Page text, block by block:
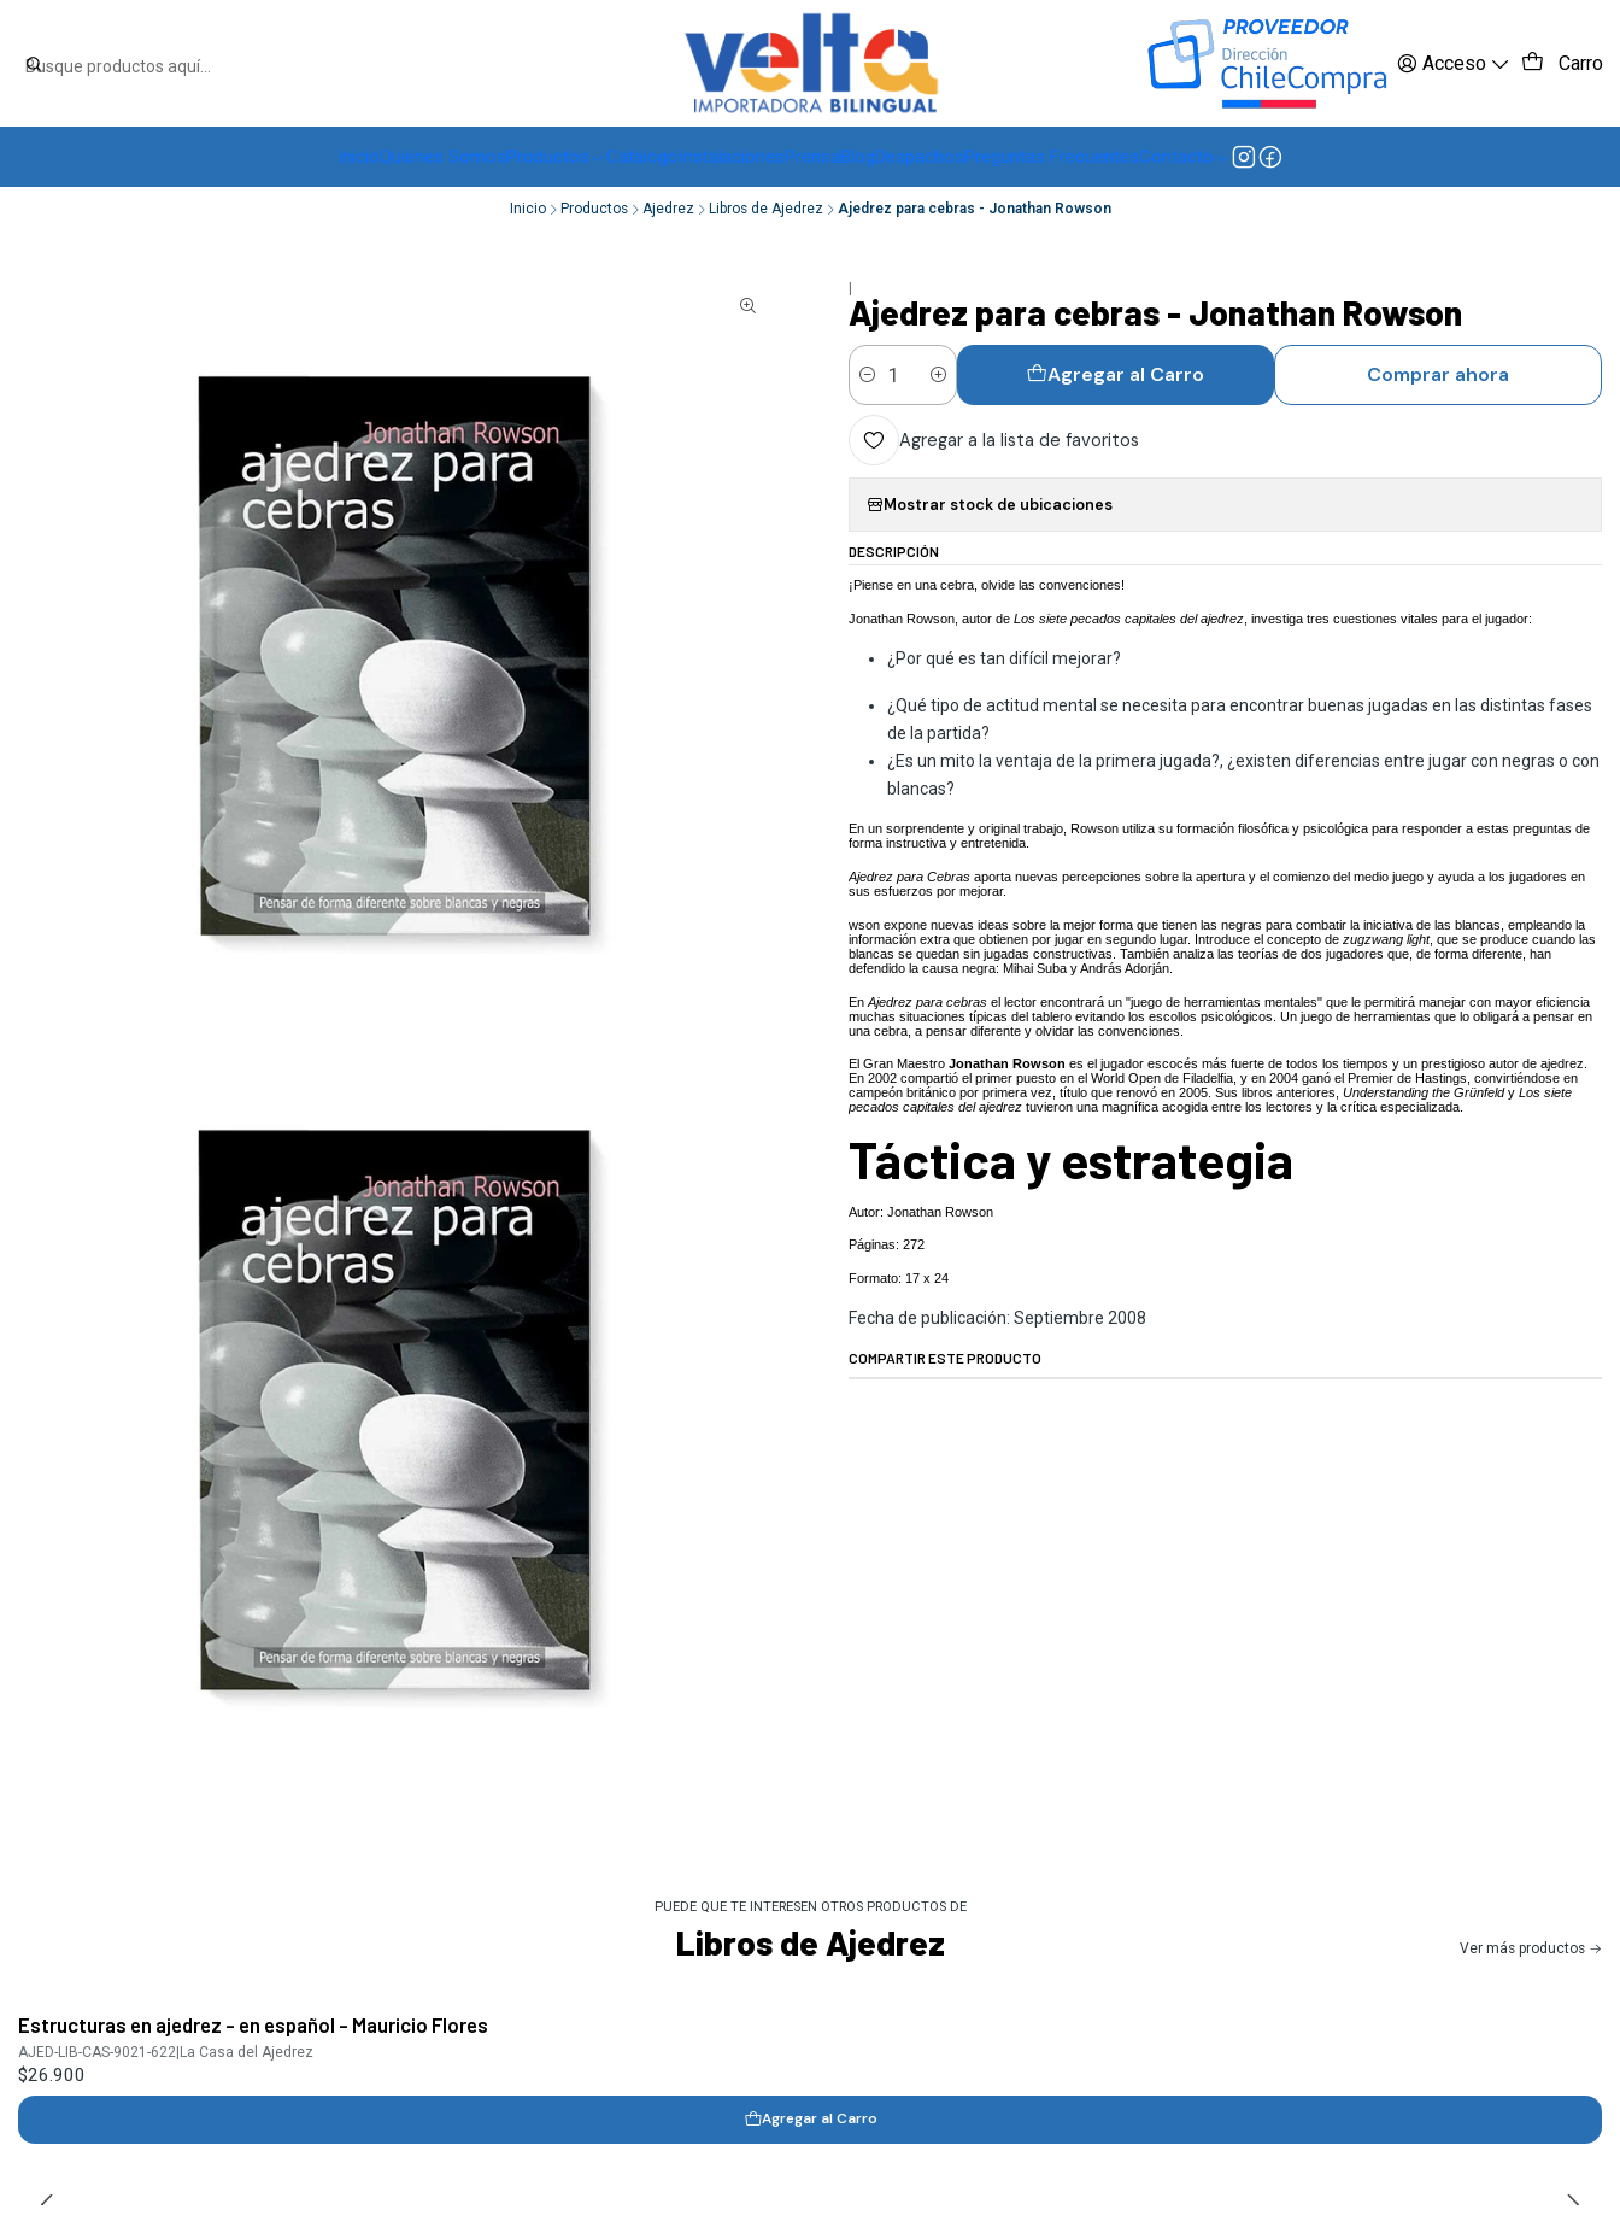
Acceso Carro
InicioQuiénes SomosProductos CatalogoInstalacionesPrensaBlogDespachosPreguntas FrecuentesContacto
Envíos a todo Chile, RM de 1 a 3 días hábiles, regiones -
Inicio Productos Ajedrez Libros de Ajedrez Ajedrez para cebras - Jonathan Rowson
|
Ajedrez para cebras - Jonathan Rowson
Cantidad Agregar al Carro Comprar ahora
Agregar a la lista de favoritos
Mostrar stock de ubicaciones
DESCRIPCIÓN
¡Piense en una cebra, olvide las convenciones!
Jonathan Rowson, autor de Los siete pecados capitales del ajedrez, investiga tres cuestiones vitales para el jugador:
¿Por qué es tan difícil mejorar?
¿Qué tipo de actitud mental se necesita para encontrar buenas jugadas en las distintas fases
de la partida?
¿Es un mito la ventaja de la primera jugada?, ¿existen diferencias entre jugar con negras o con
blancas?
En un sorprendente y original trabajo, Rowson utiliza su formación filosófica y psicológica para responder a estas preguntas de
forma instructiva y entretenida.
Ajedrez para Cebrasaporta nuevas percepciones sobre la apertura y el comienzo del medio juego y ayuda a los jugadores en
sus esfuerzos por mejorar.
wson expone nuevas ideas sobre la mejor forma que tienen las negras para combatir la iniciativa de las blancas, empleando la
información extra que obtienen por jugar en segundo lugar. Introduce el concepto de zugzwang light, que se produce cuando las
blancas se quedan sin jugadas constructivas. También analiza las teorías de dos jugadores que, de forma diferente, han
defendido la causa negra: Mihai Suba y András Adorján.
En Ajedrez para cebrasel lector encontrará un "juego de herramientas mentales" que le permitirá manejar con mayor eficiencia
muchas situaciones típicas del tablero evitando los escollos psicológicos. Un juego de herramientas que lo obligará a pensar en
una cebra, a pensar diferente y olvidar las convenciones.
El Gran Maestro Jonathan Rowson es el jugador escocés más fuerte de todos los tiempos y un prestigioso autor de ajedrez.
En 2002 compartió el primer puesto en el World Open de Filadelfia, y en 2004 ganó el Premier de Hastings, convirtiéndose en
campeón británico por primera vez, título que renovó en 2005. Sus libros anteriores, Understanding the Grünfeldy Los siete
pecados capitales del ajedrez tuvieron una magnífica acogida entre los lectores y la crítica especializada.
Táctica y estrategia
Autor: Jonathan Rowson
Páginas: 272
Formato: 17 x 24
Fecha de publicación: Septiembre 2008
COMPARTIR ESTE PRODUCTO
PUEDE QUE TE INTERESEN OTROS PRODUCTOS DE
Libros de Ajedrez Ver más productos
Estructuras en ajedrez - en español - Mauricio Flores
AJED-LIB-CAS-9021-622| La Casa del Ajedrez
$26.900
Agregar al Carro